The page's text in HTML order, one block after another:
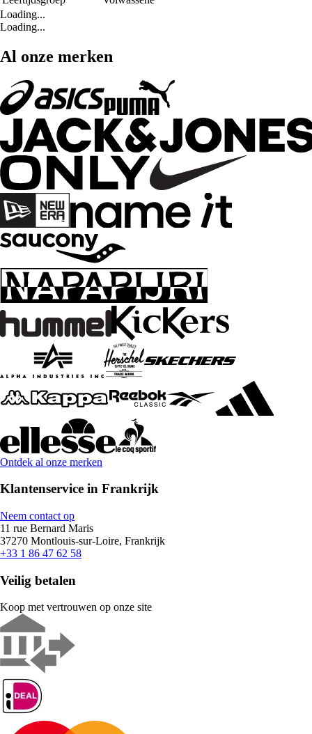
Loading...
Loading...
Al onze merken
Ontdek al onze merken
Klantenservice in Frankrijk
Neem contact op
11 rue Bernard Maris
37270 Montlouis-sur-Loire, Frankrijk
+33 1 86 47 62 58
Veilig betalen
Koop met vertrouwen op onze site